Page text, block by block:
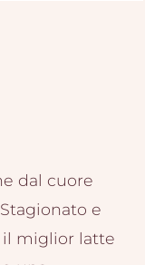
dal cuore
e
il miglior latte